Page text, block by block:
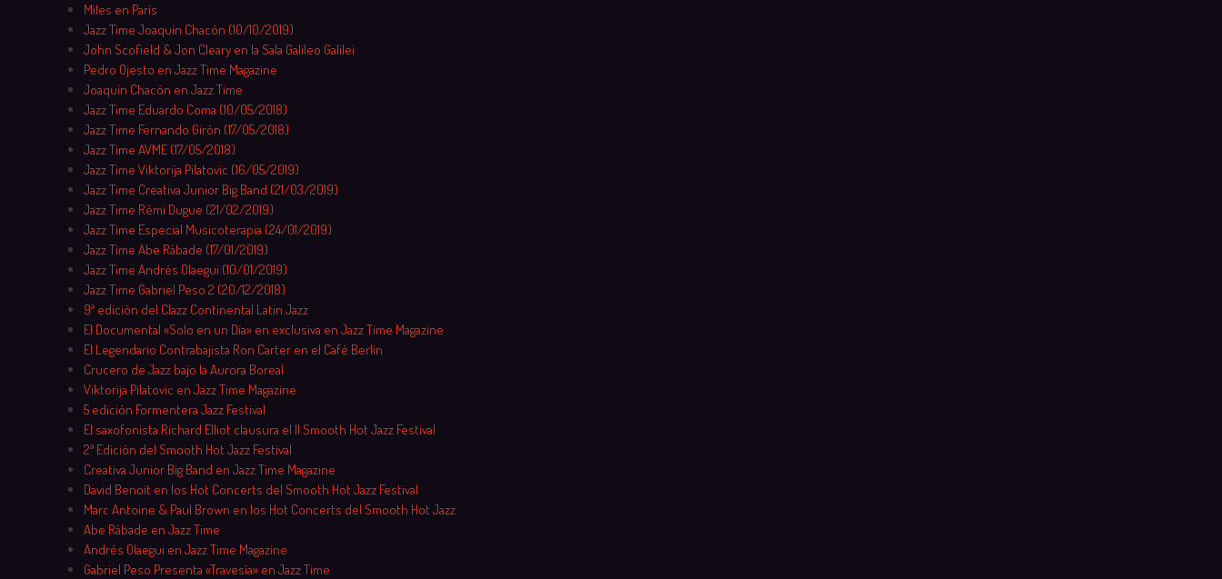
Miles en París
Jazz Time Joaquín Chacón (10/10/2019)
John Scofield & Jon Cleary en la Sala Galileo Galilei
Pedro Ojesto en Jazz Time Magazine
Joaquín Chacón en Jazz Time
Jazz Time Eduardo Coma (10/05/2018)
Jazz Time Fernando Girón (17/05/2018)
Jazz Time AVME (17/05/2018)
Jazz Time Viktorija Pilatovic (16/05/2019)
Jazz Time Creativa Junior Big Band (21/03/2019)
Jazz Time Rémi Dugue (21/02/2019)
Jazz Time Especial Musicoterapia (24/01/2019)
Jazz Time Abe Rábade (17/01/2019)
Jazz Time Andrés Olaegui (10/01/2019)
Jazz Time Gabriel Peso 2 (20/12/2018)
9ª edición del Clazz Continental Latin Jazz
El Documental «Solo en un Día» en exclusiva en Jazz Time Magazine
El Legendario Contrabajista Ron Carter en el Café Berlín
Crucero de Jazz bajo la Aurora Boreal
Viktorija Pilatovic en Jazz Time Magazine
5 edición Formentera Jazz Festival
El saxofonista Richard Elliot clausura el II Smooth Hot Jazz Festival
2ª Edición del Smooth Hot Jazz Festival
Creativa Junior Big Band en Jazz Time Magazine
David Benoit en los Hot Concerts del Smooth Hot Jazz Festival
Marc Antoine & Paul Brown en los Hot Concerts del Smooth Hot Jazz
Abe Rábade en Jazz Time
Andrés Olaegui en Jazz Time Magazine
Gabriel Peso Presenta «Travesía» en Jazz Time